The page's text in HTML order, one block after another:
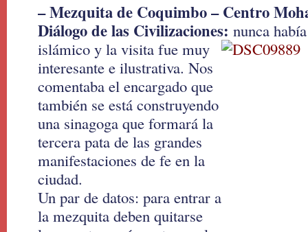
– Mezquita de Coquimbo – Centro
Diálogo de las Civilizaciones: nunca
islámico y la visita fue muy
interesante e ilustrativa. Nos
comentaba el encargado que
también se está construyendo
una sinagoga que formará la
tercera pata de las grandes
manifestaciones de fe en la
ciudad.
Un par de datos: para entrar a
la mezquita deben quitarse